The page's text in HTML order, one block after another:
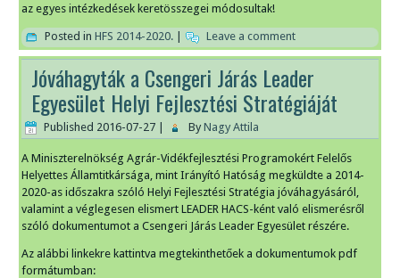
az egyes intézkedések keretösszegei módosultak!
Posted in HFS 2014-2020. Leave a comment
Jóváhagyták a Csengeri Járás Leader
Egyesület Helyi Fejlesztési Stratégiáját
Published 2016-07-27 By Nagy Attila
A Miniszterelnökség Agrár-Vidékfejlesztési Programokért Felelős
Helyettes Államtitkársága, mint Irányító Hatóság megküldte a 2014-
2020-as időszakra szóló Helyi Fejlesztési Stratégia jóváhagyásáról,
valamint a véglegesen elismert LEADER HACS-ként való elismerésről
szóló dokumentumot a Csengeri Járás Leader Egyesület részére.
Az alábbi linkekre kattintva megtekinthetőek a dokumentumok pdf
formátumban: